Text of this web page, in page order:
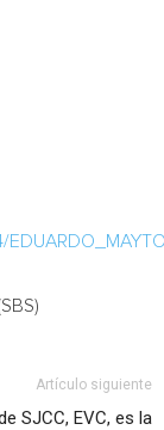
Artículo siguiente
SJCC, EVC, es la